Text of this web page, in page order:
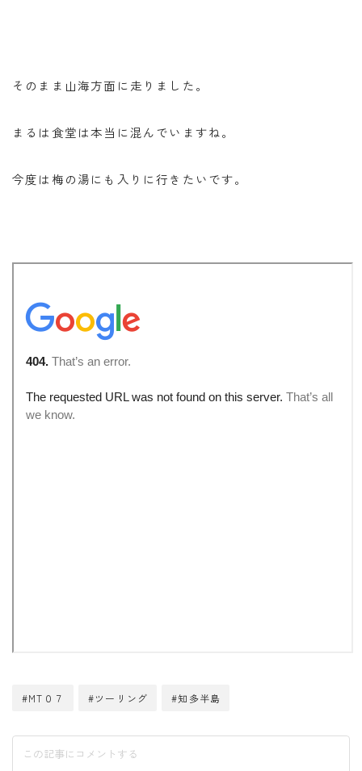
そのまま山海方面に走りました。
まるは食堂は本当に混んでいますね。
今度は梅の湯にも入りに行きたいです。
#MT０７ #ツーリング #知多半島